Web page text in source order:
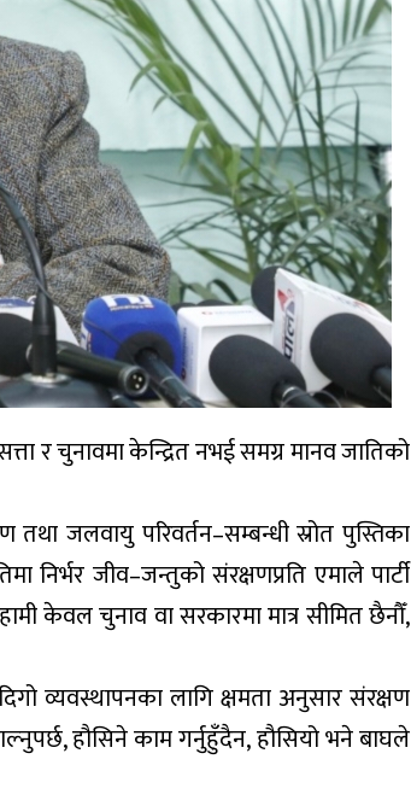
र चुनावमा केन्द्रित नभई समग्र मानव जातिको
जलवायु परिवर्तन–सम्बन्धी स्रोत पुस्तिका
निर्भर जीव–जन्तुको संरक्षणप्रति एमाले पार्टी
केवल चुनाव वा सरकारमा मात्र सीमित छैनौँ,
व्यवस्थापनका लागि क्षमता अनुसार संरक्षण
हौसिने काम गर्नुहुँदैन, हौसियो भने बाघले